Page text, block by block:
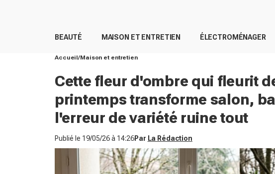
BEAUTÉ MAISON ET ENTRETIEN ÉLECTROMÉNAGER
Accueil Maison et entretien
Cette fleur d'ombre qui fleurit
printemps transforme salon,
l'erreur de variété ruine tout
Publié le 19/05/26 à 14:26Par La Rédaction